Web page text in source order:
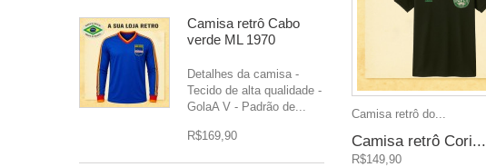
Camisa retrô Cabo
verde ML 1970
Detalhes da camisa -
Tecido de alta qualidade -
GolaA V - Padrão de...
R$169,90
Camisa retrô do...
Camisa retrô Cori...
R$149,90